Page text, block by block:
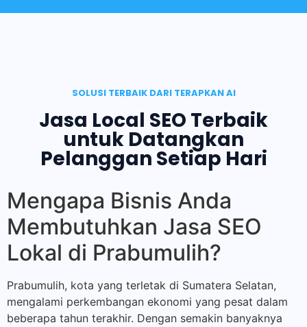
SOLUSI TERBAIK DARI TERAPKAN AI
Jasa Local SEO Terbaik
untuk Datangkan
Pelanggan Setiap Hari
Mengapa Bisnis Anda
Membutuhkan Jasa SEO
Lokal di Prabumulih?
Prabumulih, kota yang terletak di Sumatera Selatan,
mengalami perkembangan ekonomi yang pesat dalam
beberapa tahun terakhir. Dengan semakin banyaknya